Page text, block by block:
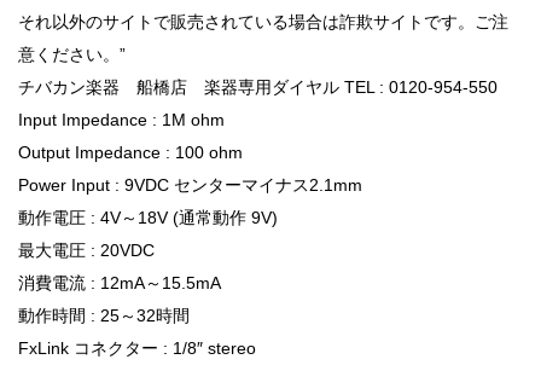
それ以外のサイトで販売されている場合は詐欺サイトです。ご注
意ください。”
チバカン楽器 船橋店 楽器専用ダイヤル TEL : 0120-954-550
Input Impedance : 1M ohm
Output Impedance : 100 ohm
Power Input : 9VDC センターマイナス2.1mm
動作電圧 : 4V～18V (通常動作 9V)
最大電圧 : 20VDC
消費電流 : 12mA～15.5mA
動作時間 : 25～32時間
FxLink コネクター : 1/8″ stereo